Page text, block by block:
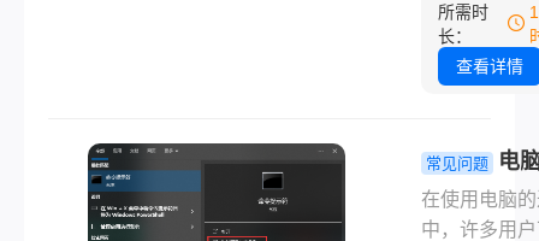
修复功能，
快速解决这
题。
序报错、系
等问题。那
流修复方法
你快速解决
件缺失问题。
所需时
长：
查看详情
常见问题
电
dll文件怎么
决？6种常
在使用电脑
中，许多用